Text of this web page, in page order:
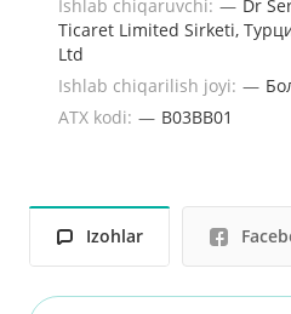
Ishlab chiqaruvchi: — Dr
Ticaret Limited Sirketi,
Ltd
Ishlab chiqarilish joyi: —
ATX kodi: — B03BB01
Izohlar